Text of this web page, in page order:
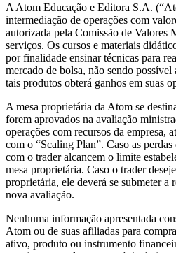
A Atom Educação e Editora S.A.
intermediação de operações com
autorizada pela Comissão de Valores
serviços. Os cursos e materiais
por finalidade ensinar técnicas para
mercado de bolsa, não sendo
tais produtos obterá ganhos em suas
A mesa proprietária da Atom se
forem aprovados na avaliação
operações com recursos da empresa,
com o “Scaling Plan”. Caso as perdas
com o trader alcancem o limite
mesa proprietária. Caso o trader
proprietária, ele deverá se submeter a
nova avaliação.
Nenhuma informação apresentada
Atom ou de suas afiliadas para
ativo, produto ou instrumento